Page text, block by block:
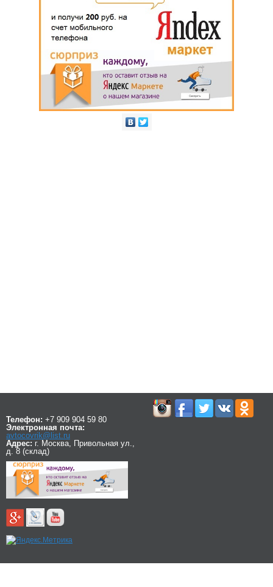
Телефон: +7 909 904 59 80
Электронная почта:
avtocovrik@list.ru
Адрес: г. Москва, Привольная ул.,
д. 8 (склад)